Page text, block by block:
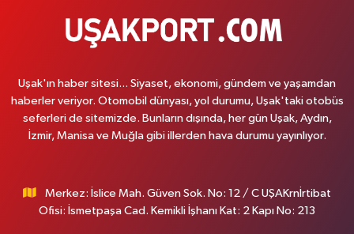
Uşak'ın haber sitesi... Siyaset, ekonomi, gündem ve yaşamdan
haberler veriyor. Otomobil dünyası, yol durumu, Uşak'taki otobüs
seferleri de sitemizde. Bunların dışında, her gün Uşak, Aydın,
İzmir, Manisa ve Muğla gibi illerden hava durumu yayınlıyor.
Merkez: İslice Mah. Güven Sok. No: 12 / C UŞAKrnİrtibat
Ofisi: İsmetpaşa Cad. Kemikli İşhanı Kat: 2 Kapı No: 213